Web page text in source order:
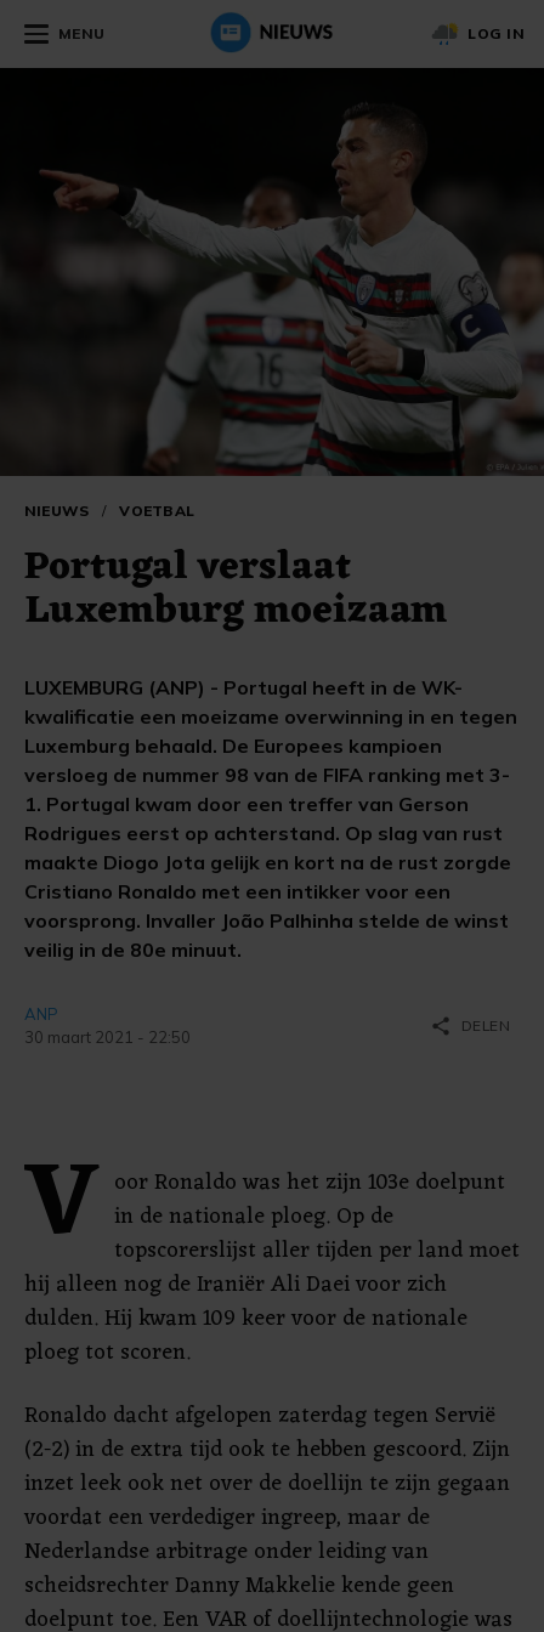
MENU LOG IN
NIEUWS / VOETBAL
Portugal verslaat
Luxemburg moeizaam
LUXEMBURG (ANP) - Portugal heeft in de WK-
kwalificatie een moeizame overwinning in en tegen
Luxemburg behaald. De Europees kampioen
versloeg de nummer 98 van de FIFA ranking met 3-
1. Portugal kwam door een treffer van Gerson
Rodrigues eerst op achterstand. Op slag van rust
maakte Diogo Jota gelijk en kort na de rust zorgde
Cristiano Ronaldo met een intikker voor een
voorsprong. Invaller João Palhinha stelde de winst
veilig in de 80e minuut.
ANP
30 maart 2021 - 22:50
share DELEN
V oor Ronaldo was het zijn 103e doelpunt
in de nationale ploeg. Op de
topscorerslijst aller tijden per land moet
hij alleen nog de Iraniër Ali Daei voor zich
dulden. Hij kwam 109 keer voor de nationale
ploeg tot scoren.
Ronaldo dacht afgelopen zaterdag tegen Servië
(2-2) in de extra tijd ook te hebben gescoord. Zijn
inzet leek ook net over de doellijn te zijn gegaan
voordat een verdediger ingreep, maar de
Nederlandse arbitrage onder leiding van
scheidsrechter Danny Makkelie kende geen
doelpunt toe. Een VAR of doellijntechnologie was